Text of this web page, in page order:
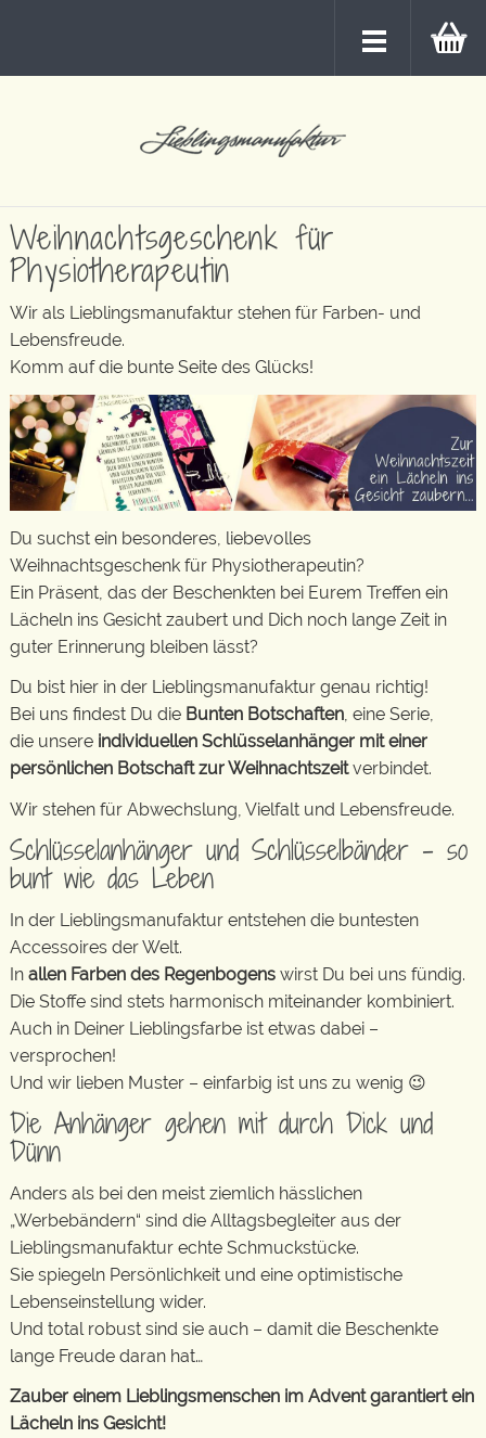
Weihnachtsgeschenk für
Physiotherapeutin
Wir als Lieblingsmanufaktur stehen für Farben- und
Lebensfreude.
Komm auf die bunte Seite des Glücks!
Du suchst ein besonderes, liebevolles
Weihnachtsgeschenk für Physiotherapeutin?
Ein Präsent, das der Beschenkten bei Eurem Treffen ein
Lächeln ins Gesicht zaubert und Dich noch lange Zeit in
guter Erinnerung bleiben lässt?
Du bist hier in der Lieblingsmanufaktur genau richtig!
Bei uns findest Du die Bunten Botschaften, eine Serie,
die unsere individuellen Schlüsselanhänger mit einer
persönlichen Botschaft zur Weihnachtszeitverbindet.
Wir stehen für Abwechslung, Vielfalt und Lebensfreude.
Schlüsselanhänger und Schlüsselbänder – so
bunt wie das Leben
In der Lieblingsmanufaktur entstehen die buntesten
Accessoires der Welt.
In allen Farben des Regenbogens wirst Du bei uns fündig.
Die Stoffe sind stets harmonisch miteinander kombiniert.
Auch in Deiner Lieblingsfarbe ist etwas dabei –
versprochen!
Und wir lieben Muster – einfarbig ist uns zu wenig 😉
Die Anhänger gehen mit durch Dick und
Dünn
Anders als bei den meist ziemlich hässlichen
„Werbebändern“ sind die Alltagsbegleiter aus der
Lieblingsmanufaktur echte Schmuckstücke.
Sie spiegeln Persönlichkeit und eine optimistische
Lebenseinstellung wider.
Und total robust sind sie auch – damit die Beschenkte
lange Freude daran hat…
Zauber einem Lieblingsmenschen im Advent garantiert ein
Lächeln ins Gesicht!